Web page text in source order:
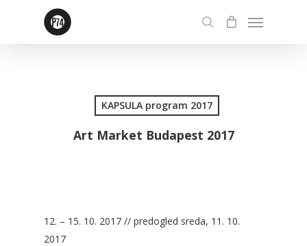
search
Menu
KAPSULA program 2017
Art Market Budapest 2017
12. – 15. 10. 2017 // predogled sreda, 11. 10.
2017